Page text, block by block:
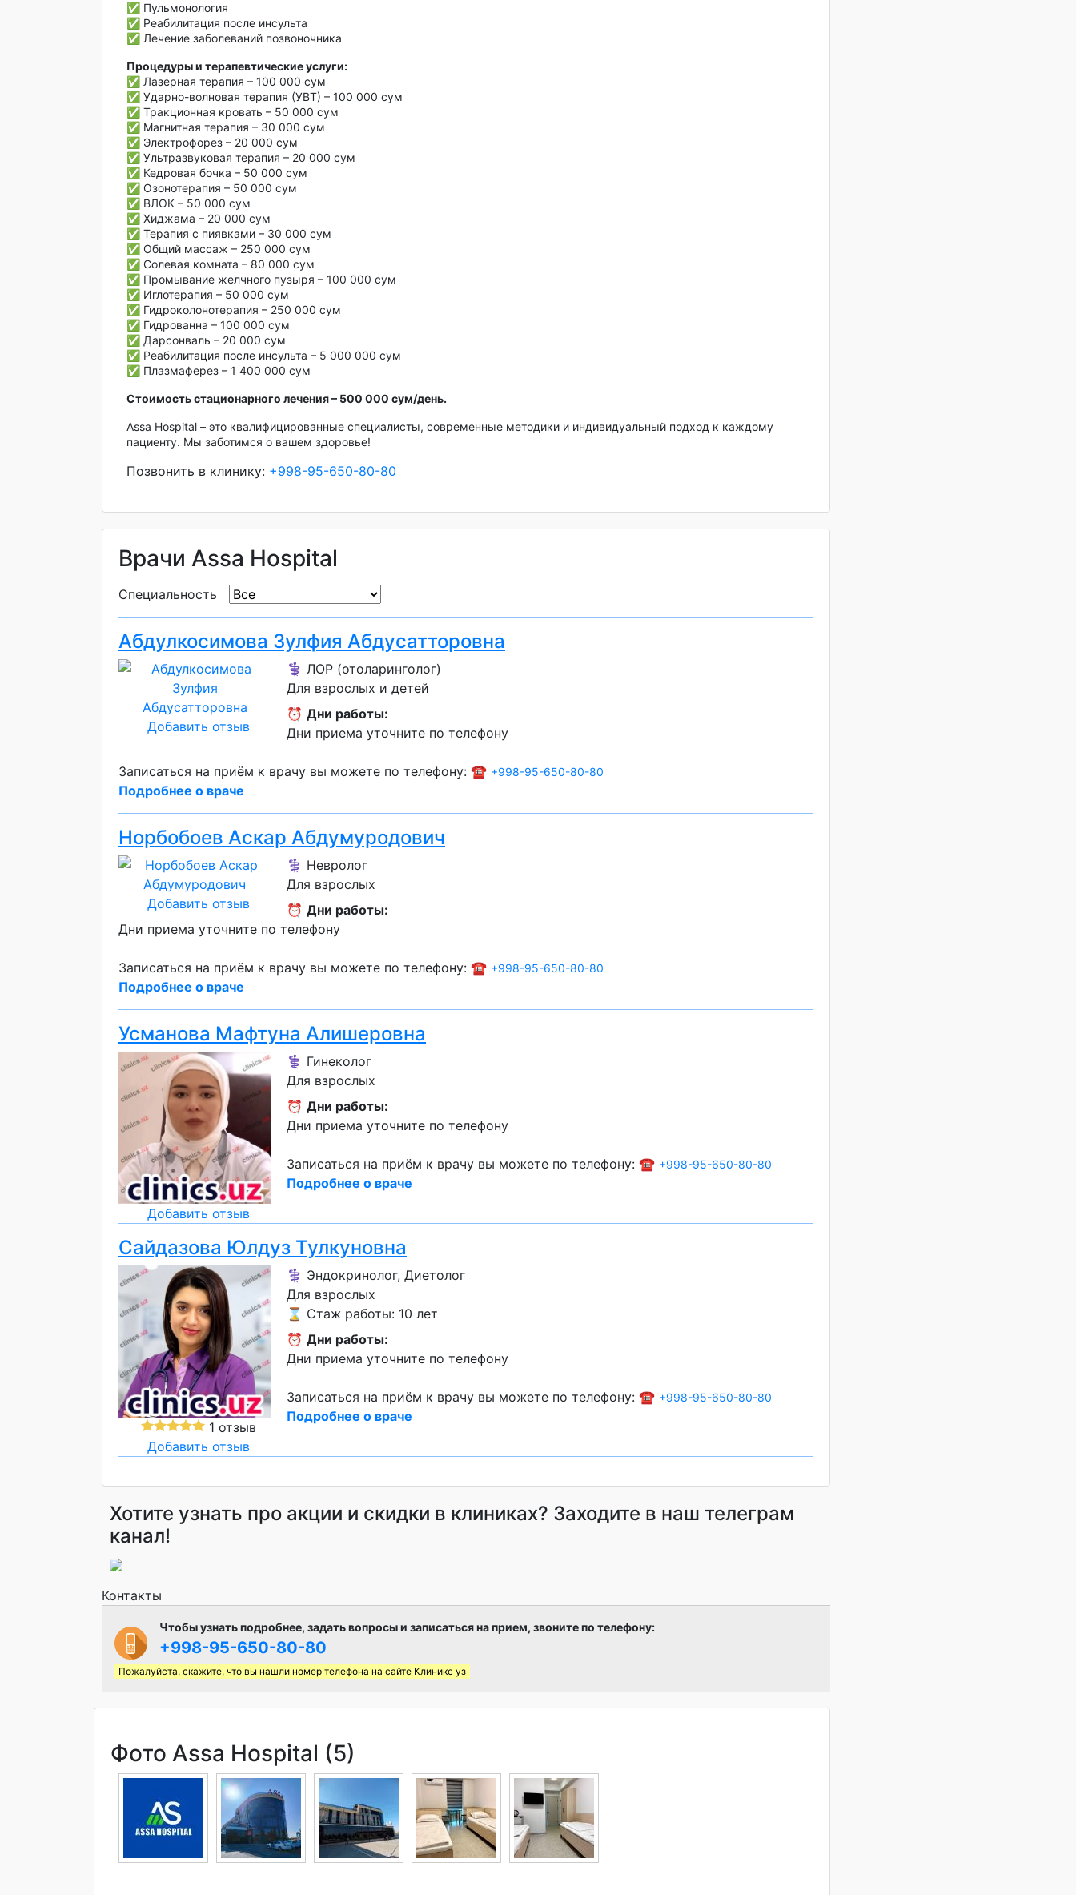
✅ Пульмонология
✅ Реабилитация после инсульта
✅ Лечение заболеваний позвоночника
Процедуры и терапевтические услуги:
✅ Лазерная терапия – 100 000 сум
✅ Ударно-волновая терапия (УВТ) – 100 000 сум
✅ Тракционная кровать – 50 000 сум
✅ Магнитная терапия – 30 000 сум
✅ Электрофорез – 20 000 сум
✅ Ультразвуковая терапия – 20 000 сум
✅ Кедровая бочка – 50 000 сум
✅ Озонотерапия – 50 000 сум
✅ ВЛОК – 50 000 сум
✅ Хиджама – 20 000 сум
✅ Терапия с пиявками – 30 000 сум
✅ Общий массаж – 250 000 сум
✅ Солевая комната – 80 000 сум
✅ Промывание желчного пузыря – 100 000 сум
✅ Иглотерапия – 50 000 сум
✅ Гидроколонотерапия – 250 000 сум
✅ Гидрованна – 100 000 сум
✅ Дарсонваль – 20 000 сум
✅ Реабилитация после инсульта – 5 000 000 сум
✅ Плазмаферез – 1 400 000 сум
Стоимость стационарного лечения – 500 000 сум/день.
Assa Hospital – это квалифицированные специалисты, современные методики и индивидуальный подход к каждому
пациенту. Мы заботимся о вашем здоровье!
Позвонить в клинику: +998-95-650-80-80
Врачи Assa Hospital
Специальность
Абдулкосимова Зулфия Абдусатторовна
Добавить отзыв
⚕️ ЛОР (отоларинголог)
Для взрослых и детей
⏰ Дни работы:
Дни приема уточните по телефону
Записаться на приём к врачу вы можете по телефону: ☎️ +998-95-650-80-80
Подробнее о враче
Норбобоев Аскар Абдумуродович
Добавить отзыв
⚕️ Невролог
Для взрослых
⏰ Дни работы:
Дни приема уточните по телефону
Записаться на приём к врачу вы можете по телефону: ☎️ +998-95-650-80-80
Подробнее о враче
Усманова Мафтуна Алишеровна
Добавить отзыв
⚕️ Гинеколог
Для взрослых
⏰ Дни работы:
Дни приема уточните по телефону
Записаться на приём к врачу вы можете по телефону: ☎️ +998-95-650-80-80
Подробнее о враче
Сайдазова Юлдуз Тулкуновна
1 отзыв
Добавить отзыв
⚕️ Эндокринолог, Диетолог
Для взрослых
⌛ Стаж работы: 10 лет
⏰ Дни работы:
Дни приема уточните по телефону
Записаться на приём к врачу вы можете по телефону: ☎️ +998-95-650-80-80
Подробнее о враче
Хотите узнать про акции и скидки в клиниках? Заходите в наш телеграм
канал!
Контакты
Чтобы узнать подробнее, задать вопросы и записаться на прием, звоните по телефону:
+998-95-650-80-80
Пожалуйста, скажите, что вы нашли номер телефона на сайте Клиникс уз
Фото Assa Hospital (5)